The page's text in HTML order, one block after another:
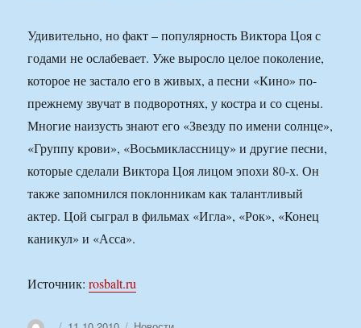
Удивительно, но факт – популярность Виктора Цоя с
годами не ослабевает. Уже выросло целое поколение,
которое не застало его в живых, а песни «Кино» по-
прежнему звучат в подворотнях, у костра и со сцены.
Многие наизусть знают его «Звезду по имени солнце»,
«Группу крови», «Восьмиклассницу» и другие песни,
которые сделали Виктора Цоя лицом эпохи 80-х. Он
также запомнился поклонникам как талантливый
актер. Цой сыграл в фильмах «Игла», «Рок», «Конец
каникул» и «Асса».
Источник:rosbalt.ru